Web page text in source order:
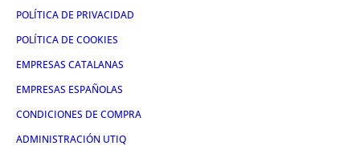
POLÍTICA DE PRIVACIDAD
POLÍTICA DE COOKIES
EMPRESAS CATALANAS
EMPRESAS ESPAÑOLAS
CONDICIONES DE COMPRA
ADMINISTRACIÓN UTIQ